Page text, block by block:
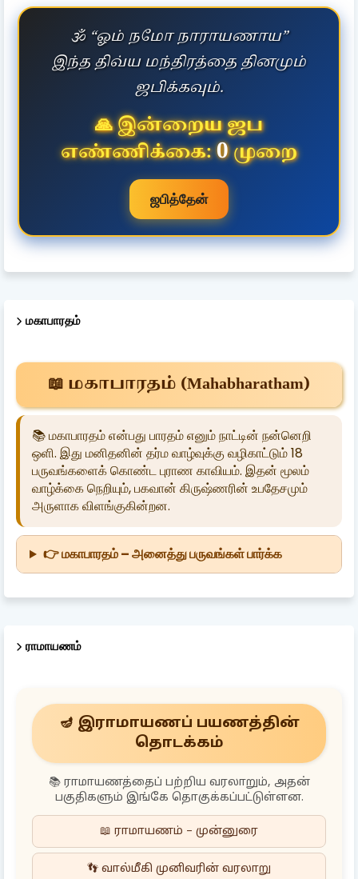
🕉️ “ஓம் நமோ நாராயணாய”
இந்த திவ்ய மந்திரத்தை தினமும்
ஜபிக்கவும்.
🙏 இன்றைய ஜப
எண்ணிக்கை:0முறை
ஜபித்தேன்
மகாபாரதம்
📖 மகாபாரதம் (Mahabharatham)
📚 மகாபாரதம் என்பது பாரதம் எனும் நாட்டின் நன்னெறி
ஒளி. இது மனிதனின் தர்ம வாழ்வுக்கு வழிகாட்டும் 18
பருவங்களைக் கொண்ட புராண காவியம். இதன் மூலம்
வாழ்க்கை நெறியும், பகவான் கிருஷ்ணரின் உபதேசமும்
அருளாக விளங்குகின்றன.
👉 மகாபாரதம் – அனைத்து பருவங்கள் பார்க்க
ராமாயணம்
🪔 இராமாயணப் பயணத்தின்
தொடக்கம்
📚 ராமாயணத்தைப் பற்றிய வரலாறும், அதன்
பகுதிகளும் இங்கே தொகுக்கப்பட்டுள்ளன.
📖 ராமாயணம் – முன்னுரை
👣 வால்மீகி முனிவரின் வரலாறு